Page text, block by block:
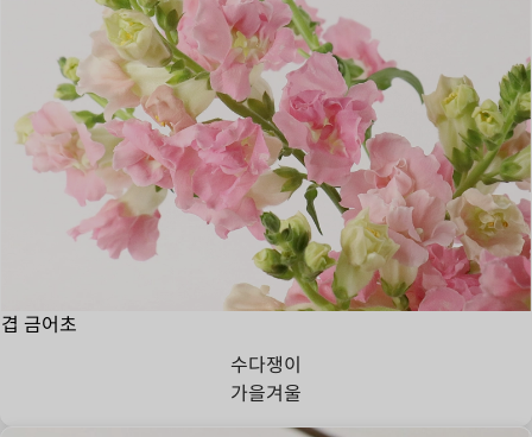
겹 금어초
수다쟁이
가을겨울